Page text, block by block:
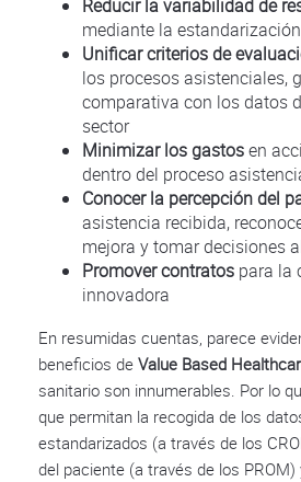
Reducir la variabilidad de
mediante la
Unificar criterios de
los procesos asistenciales,
comparativa con los datos
sector
Minimizar los gastosen
dentro del proceso
Conocer la percepción del
asistencia recibida,
mejora y tomar decisiones
Promover contratos para la
innovadora
En resumidas cuentas, parece
beneficios de Value Based
sanitario son innumerables. Por lo
que permitan la recogida de los
estandarizados (a través de los
del paciente (a través de los PROM)